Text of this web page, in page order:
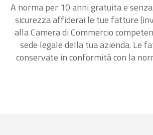
A norma per 10 anni gratuita e
sicurezza affiderai le tue fatture
alla Camera di Commercio
sede legale della tua azienda. Le
conservate in conformità con la